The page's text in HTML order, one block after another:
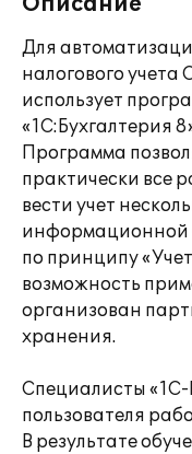
Для
налогового учета
использует
«1С:Бухгалтерия
Программа
практически все
вести учет
информационной
по принципу
возможность
организован
хранения.
Специалисты «1С-
пользователя
В результате